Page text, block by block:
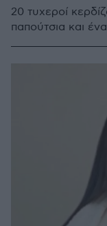
20 τυχεροί
παπούτσια και